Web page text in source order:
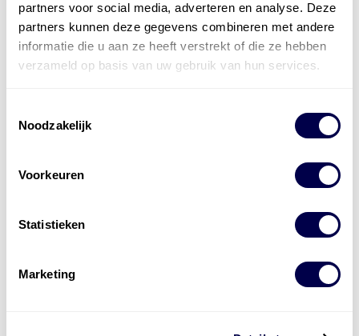
partners voor social media, adverteren en analyse. Deze
partners kunnen deze gegevens combineren met andere
informatie die u aan ze heeft verstrekt of die ze hebben
verzameld op basis van uw gebruik van hun services.
Noodzakelijk
Voorkeuren
Statistieken
Marketing